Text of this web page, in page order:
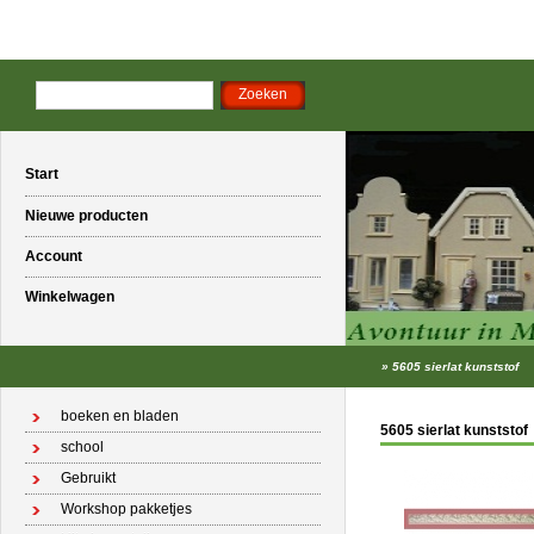
Start
Nieuwe producten
Account
Winkelwagen
» 5605 sierlat kunststof
boeken en bladen
school
Gebruikt
Workshop pakketjes
5605 sierlat kunststof